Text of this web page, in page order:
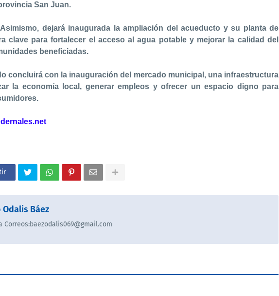
San Juan.
inaugurada la ampliación del acueducto y su planta de
clave para fortalecer el acceso al agua potable y mejorar la calidad del
beneficiadas.
con la inauguración del mercado municipal, una infraestructura
la economía local, generar empleos y ofrecer un espacio digno para
Báez
Correos:baezodalis069@gmail.com